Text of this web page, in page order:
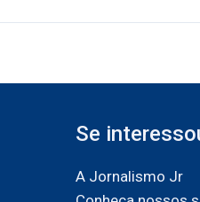
Se
A Jornalismo Jr